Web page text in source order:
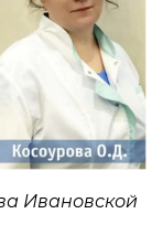
Ивановской